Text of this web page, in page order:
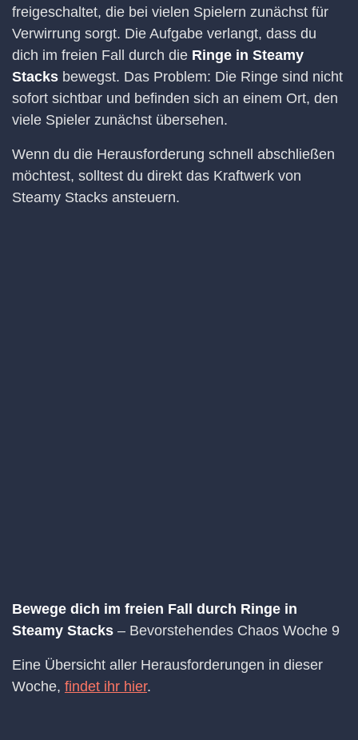
freigeschaltet, die bei vielen Spielern zunächst für
Verwirrung sorgt. Die Aufgabe verlangt, dass du
dich im freien Fall durch die Ringe in Steamy
Stacks bewegst. Das Problem: Die Ringe sind nicht
sofort sichtbar und befinden sich an einem Ort, den
viele Spieler zunächst übersehen.
Wenn du die Herausforderung schnell abschließen
möchtest, solltest du direkt das Kraftwerk von
Steamy Stacks ansteuern.
Bewege dich im freien Fall durch Ringe in
Steamy Stacks – Bevorstehendes Chaos Woche 9
Eine Übersicht aller Herausforderungen in dieser
Woche, findet ihr hier.